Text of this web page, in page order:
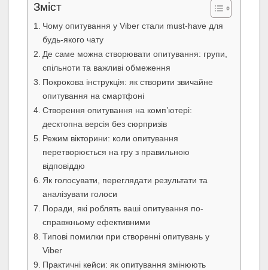
Зміст
Чому опитування у Viber стали must-have для
будь-якого чату
Де саме можна створювати опитування: групи,
спільноти та важливі обмеження
Покрокова інструкція: як створити звичайне
опитування на смартфоні
Створення опитування на комп’ютері:
десктопна версія без сюрпризів
Режим вікторини: коли опитування
перетворюється на гру з правильною
відповіддю
Як голосувати, переглядати результати та
аналізувати голоси
Поради, які роблять ваші опитування по-
справжньому ефективними
Типові помилки при створенні опитувань у
Viber
Практичні кейси: як опитування змінюють